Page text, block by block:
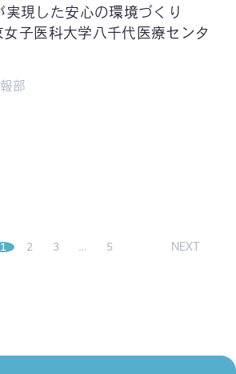
実現した安心の環境づくり
子医科大学八千代医療センタ
部
1 2 3 … 5 NEXT